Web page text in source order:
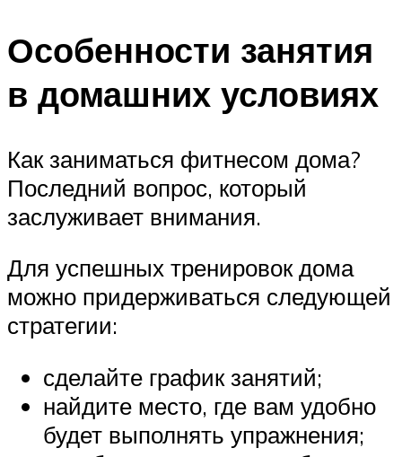
Особенности занятия
в домашних условиях
Как заниматься фитнесом дома?
Последний вопрос, который
заслуживает внимания.
Для успешных тренировок дома
можно придерживаться следующей
стратегии:
сделайте график занятий;
найдите место, где вам удобно
будет выполнять упражнения;